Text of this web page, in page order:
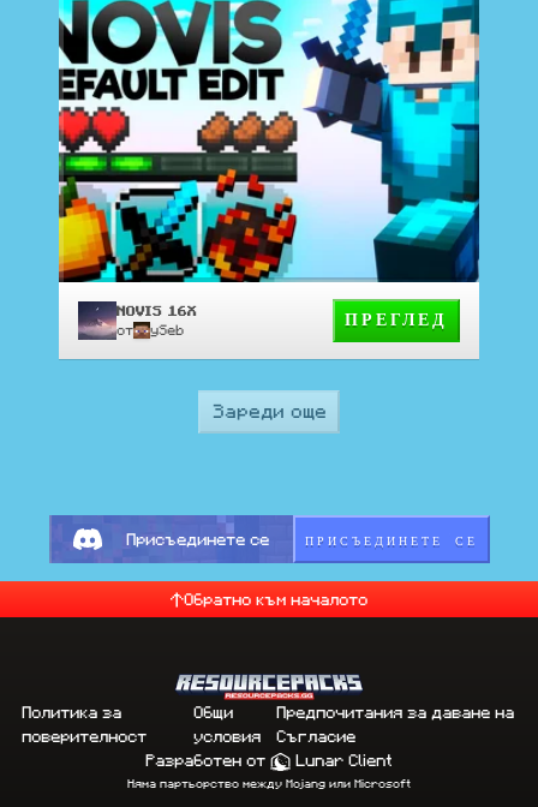
NOVIS 16X
от ySeb
ПРЕГЛЕД
Зареди още
Присъединете се ПРИСЪЕДИНЕТЕ СЕ
Обратно към началото
Политика за
поверителност
Общи
условия
Предпочитания за даване на
Съгласие
Разработен от
Lunar Client
Няма партьорство между Mojang или Microsoft